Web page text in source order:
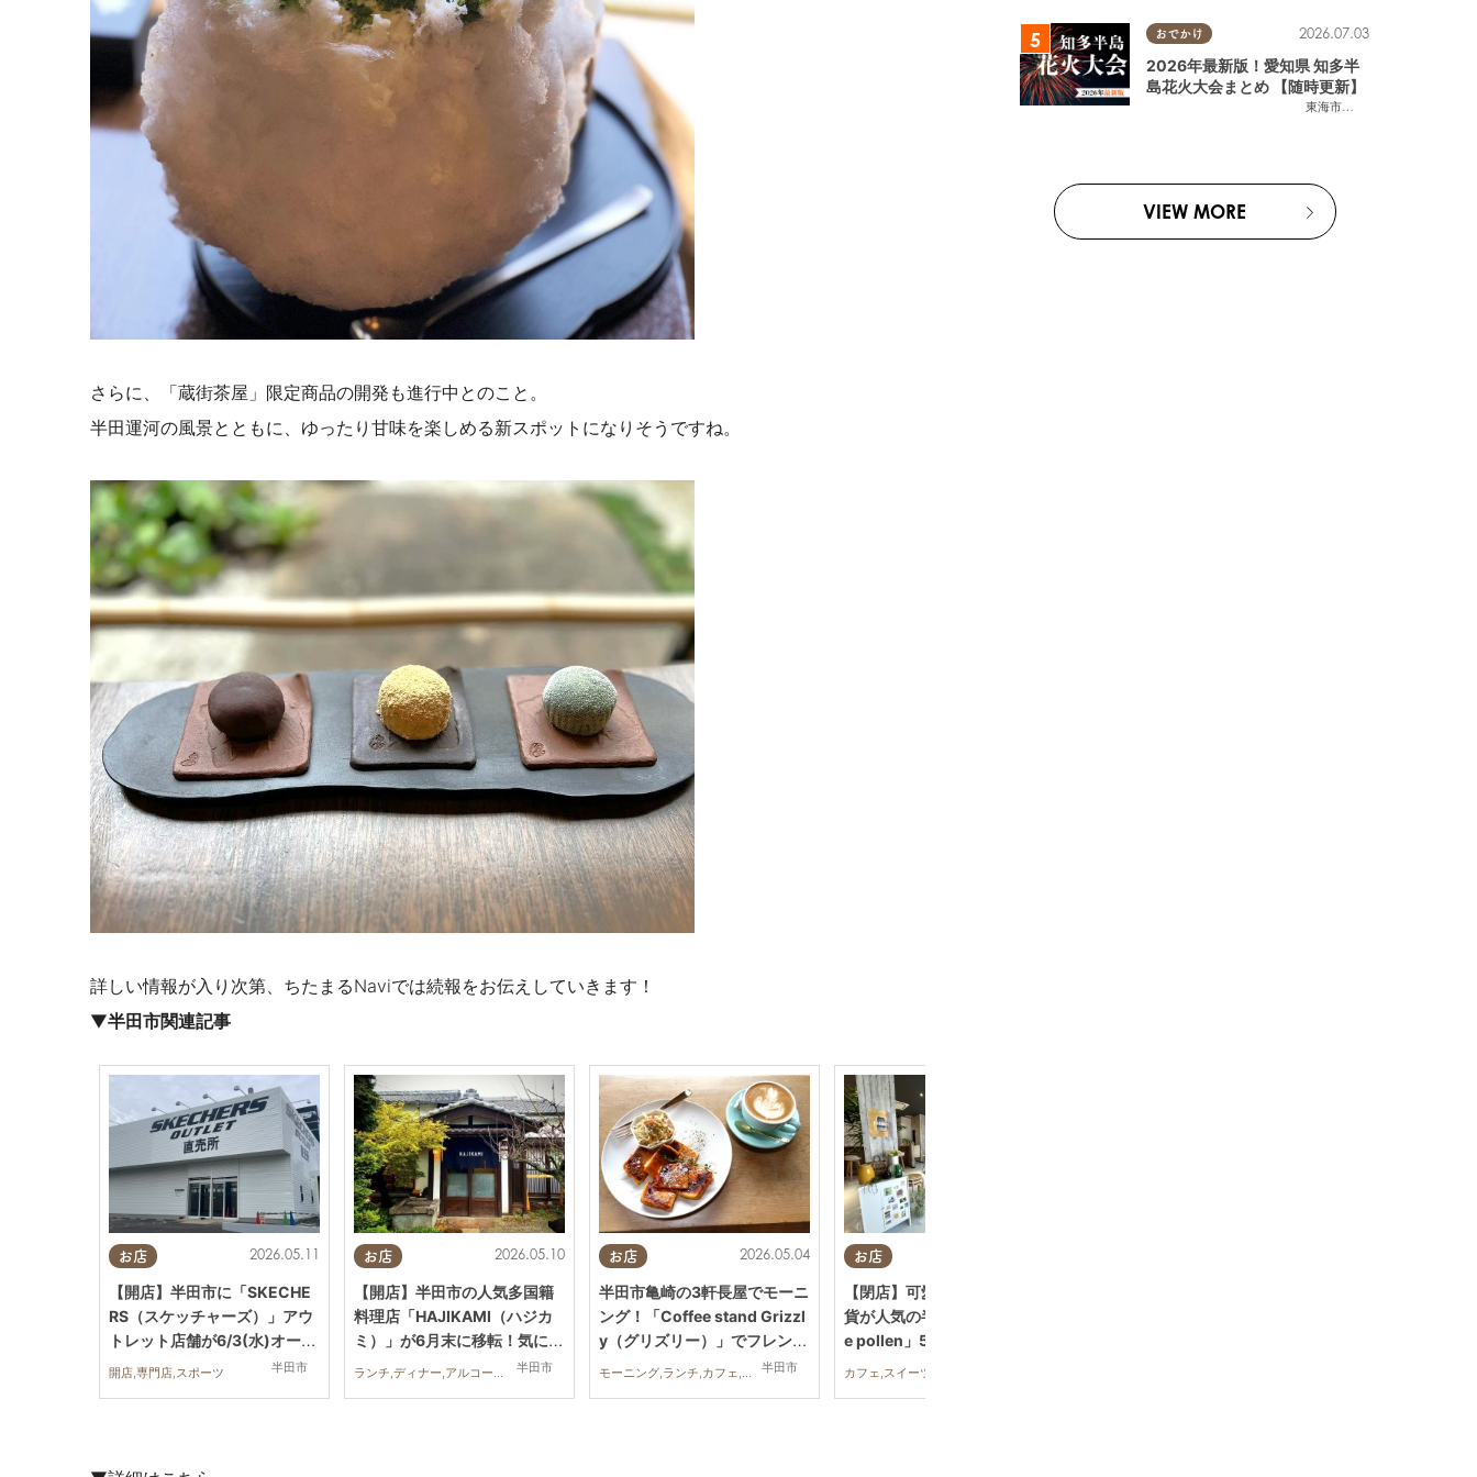
さらに、「蔵街茶屋」限定商品の開発も進行中とのこと。
半田運河の風景とともに、ゆったり甘味を楽しめる新スポットになりそうですね。
詳しい情報が入り次第、ちたまるNaviでは続報をお伝えしていきます！
▼半田市関連記事
お店
半田市
2026.05.11
【開店】半田市に「SKECHE
RS（スケッチャーズ）」アウ
トレット店舗が6/3(水)オープ
ン予定！出店場所や現在の様
開店,専門店,スポーツ
お店
半田市
2026.05.10
【開店】半田市の人気多国籍
料理店「HAJIKAMI（ハジカ
ミ）」が6月末に移転！気にな
る移転先は？
ランチ,ディナー,アルコール,カフェ,スイーツ,テイクアウト,開店
お店
半田市
2026.05.04
半田市亀崎の3軒長屋でモーニ
ング！「Coffee stand Grizzl
y（グリズリー）」でフレンチ
トーストを実食
モーニング,ランチ,カフェ,行ってみたレポ,家族,おひとりさま,友人
お店
【閉店】可愛いスイーツと雑
貨が人気の半田市カフェ「caf
e pollen」5/31(日)で閉店
おでかけ
東海市
,大府市
2026.07.03
2026年最新版！愛知県 知多半
島花火大会まとめ 【随時更新】
VIEW MORE